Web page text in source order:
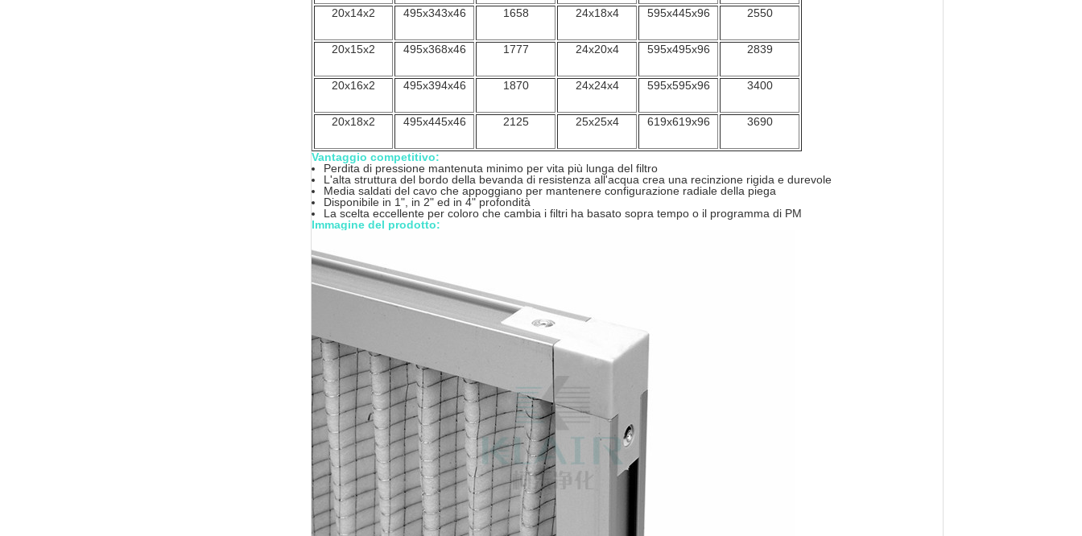
20x14x2 495x343x46 1658 24x18x4 595x445x96 2550
20x15x2 495x368x46 1777 24x20x4 595x495x96 2839
20x16x2 495x394x46 1870 24x24x4 595x595x96 3400
20x18x2 495x445x46 2125 25x25x4 619x619x96 3690
Vantaggio competitivo:
Perdita di pressione mantenuta minimo per vita più lunga del filtro
L'alta struttura del bordo della bevanda di resistenza all'acqua crea una recinzione rigida e durevole
Media saldati del cavo che appoggiano per mantenere configurazione radiale della piega
Disponibile in 1", in 2" ed in 4" profondità
La scelta eccellente per coloro che cambia i filtri ha basato sopra tempo o il programma di PM
Immagine del prodotto: